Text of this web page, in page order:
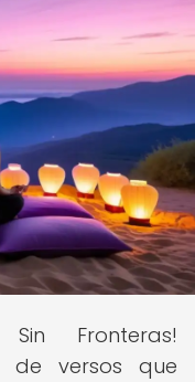
Fronteras!
de versos que